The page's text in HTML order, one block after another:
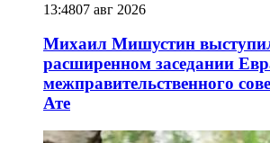
13:4807 авг 2026
Михаил Мишустин
расширенном заседании
межправительственного
Ате